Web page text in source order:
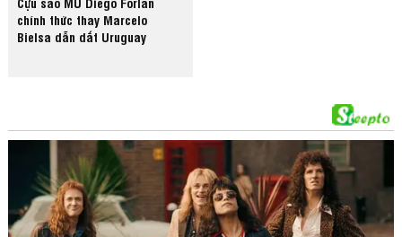
chính thức thay Marcelo
Bielsa dẫn dắt Uruguay